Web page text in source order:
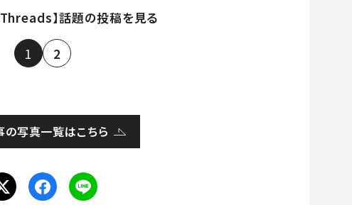
Threads】話題の投稿を見る
1 2
の写真一覧はこちら